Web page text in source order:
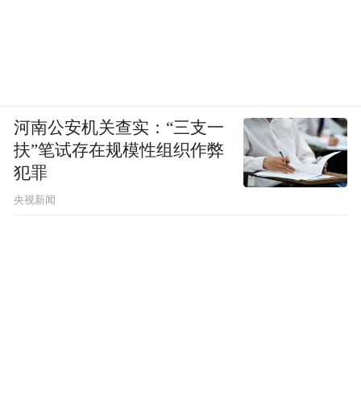
河南公安机关查实：“三支一
扶”笔试存在规模性组织作弊
犯罪
央视新闻